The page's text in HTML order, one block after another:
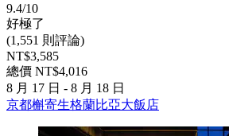
9.4/10
好極了
(1,551 則評論)
NT$3,585
總價 NT$4,016
8 月 17 日 - 8 月 18 日
京都槲寄生格蘭比亞大飯店